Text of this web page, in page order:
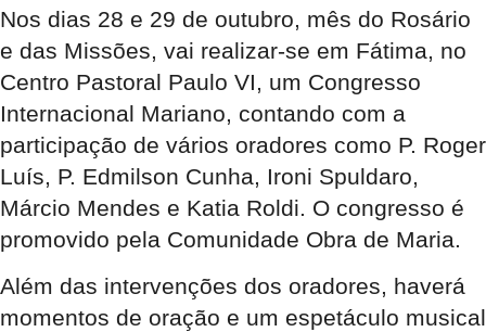
Nos dias 28 e 29 de outubro, mês do Rosário
e das Missões, vai realizar-se em Fátima, no
Centro Pastoral Paulo VI, um Congresso
Internacional Mariano, contando com a
participação de vários oradores como P. Roger
Luís, P. Edmilson Cunha, Ironi Spuldaro,
Márcio Mendes e Katia Roldi. O congresso é
promovido pela Comunidade Obra de Maria.
Além das intervenções dos oradores, haverá
momentos de oração e um espetáculo musical